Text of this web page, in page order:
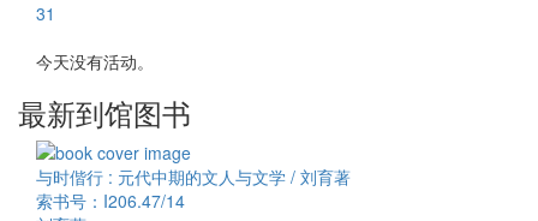
31
今天没有活动。
最新到馆图书
与时偕行 : 元代中期的文人与文学 / 刘育著
索书号：I206.47/14